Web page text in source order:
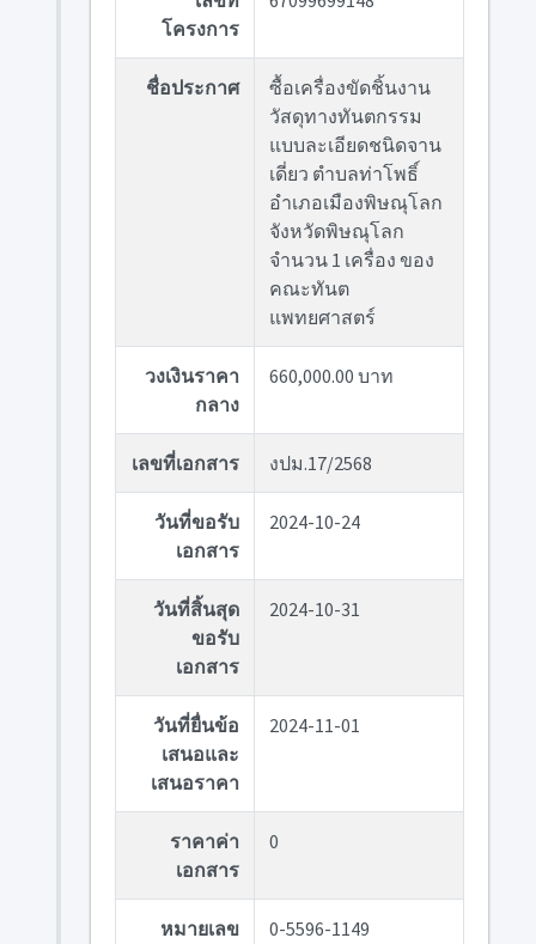
โครงการ
ชื่อประกาศ
ซื้อเครื่องขัดชิ้นงาน
วัสดุทางทันตกรรม
แบบละเอียดชนิดจาน
เดี่ยว ตำบลท่าโพธิ์
อำเภอเมืองพิษณุโลก
จังหวัดพิษณุโลก
จำนวน 1 เครื่อง ของ
คณะทันต
แพทยศาสตร์
วงเงินราคา
กลาง
660,000.00 บาท
เลขที่เอกสาร งปม.17/2568
วันที่ขอรับ
เอกสาร
2024-10-24
วันที่สิ้นสุด
ขอรับ
เอกสาร
2024-10-31
วันที่ยื่นข้อ
เสนอและ
เสนอราคา
2024-11-01
ราคาค่า
เอกสาร
0
หมายเลข
0-5596-1149